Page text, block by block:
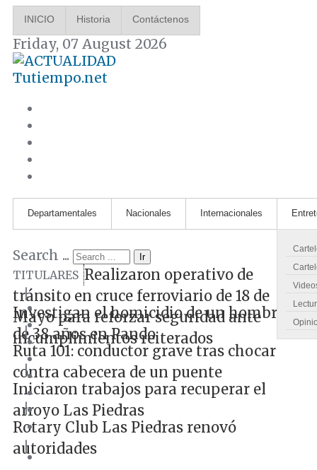
INICIO Historia Contáctenos
Friday, 07 August 2026
Tutiempo.net
Departamentales Nacionales Internacionales
Search ... Ir
TITULARES Realizaron operativo de
tránsito en cruce ferroviario de 18 de
Mayo para reforzar seguridad ante
incumplimientos reiterados
|
Investigan el homicidio de un hombre
de 38 años en Pando
|
Ruta 101: conductor grave tras chocar
contra cabecera de un puente
|
Iniciaron trabajos para recuperar el
arroyo Las Piedras
|
Rotary Club Las Piedras renovó
autoridades
|